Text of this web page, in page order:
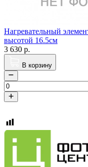
Нагревательный
высотой 16.5см
3 630 р.
В корзину